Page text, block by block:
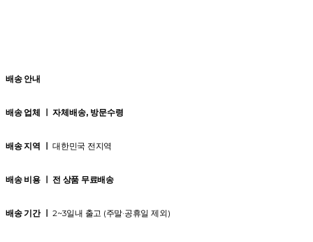
배송 안내
배송 업체 ㅣ자체배송, 방문수령
배송 지역 ㅣ대한민국 전지역
배송 비용 ㅣ 전 상품 무료배송
배송 기간 ㅣ2~3일내 출고 (주말·공휴일 제외)